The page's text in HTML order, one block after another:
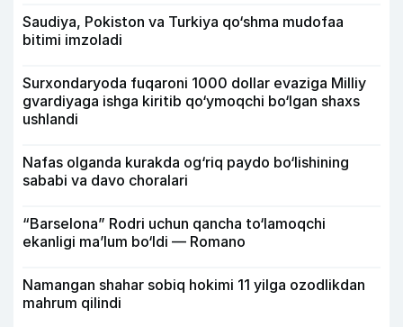
Saudiya, Pokiston va Turkiya qo‘shma mudofaa
bitimi imzoladi
Surxondaryoda fuqaroni 1000 dollar evaziga Milliy
gvardiyaga ishga kiritib qo‘ymoqchi bo‘lgan shaxs
ushlandi
Nafas olganda kurakda og‘riq paydo bo‘lishining
sababi va davo choralari
“Barselona” Rodri uchun qancha to‘lamoqchi
ekanligi ma’lum bo‘ldi — Romano
Namangan shahar sobiq hokimi 11 yilga ozodlikdan
mahrum qilindi